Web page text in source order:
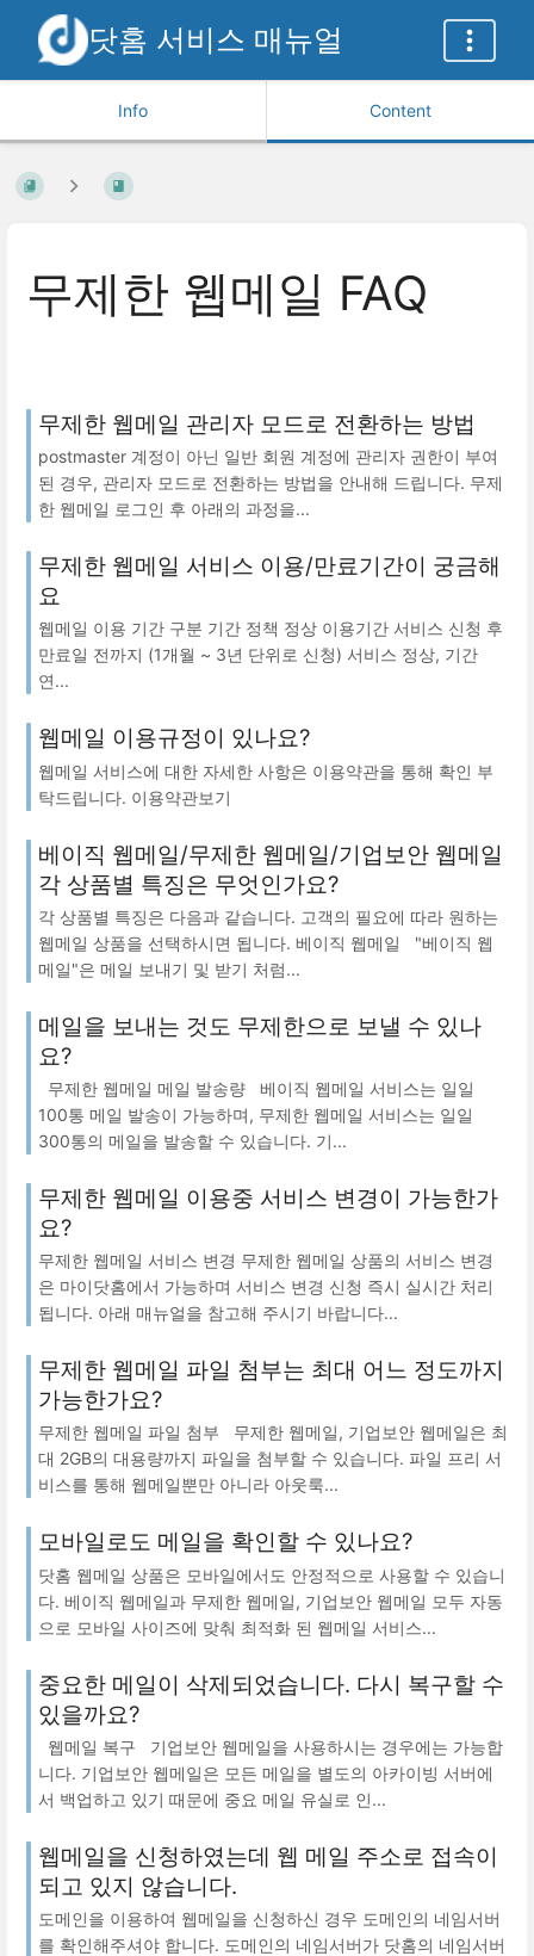
닷홈 서비스 매뉴얼
Info Content
무제한 웹메일 FAQ
무제한 웹메일 관리자 모드로 전환하는 방법
postmaster 계정이 아닌 일반 회원 계정에 관리자 권한이 부여
된 경우, 관리자 모드로 전환하는 방법을 안내해 드립니다. 무제
한 웹메일 로그인 후 아래의 과정을...
무제한 웹메일 서비스 이용/만료기간이 궁금해
요
웹메일 이용 기간 구분 기간 정책 정상 이용기간 서비스 신청 후
만료일 전까지 (1개월 ~ 3년 단위로 신청) 서비스 정상, 기간
연...
웹메일 이용규정이 있나요?
웹메일 서비스에 대한 자세한 사항은 이용약관을 통해 확인 부
탁드립니다. 이용약관보기
베이직 웹메일/무제한 웹메일/기업보안 웹메일
각 상품별 특징은 무엇인가요?
각 상품별 특징은 다음과 같습니다. 고객의 필요에 따라 원하는
웹메일 상품을 선택하시면 됩니다. 베이직 웹메일 "베이직 웹
메일"은 메일 보내기 및 받기 처럼...
메일을 보내는 것도 무제한으로 보낼 수 있나
요?
무제한 웹메일 메일 발송량 베이직 웹메일 서비스는 일일
100통 메일 발송이 가능하며, 무제한 웹메일 서비스는 일일
300통의 메일을 발송할 수 있습니다. 기...
무제한 웹메일 이용중 서비스 변경이 가능한가
요?
무제한 웹메일 서비스 변경 무제한 웹메일 상품의 서비스 변경
은 마이닷홈에서 가능하며 서비스 변경 신청 즉시 실시간 처리
됩니다. 아래 매뉴얼을 참고해 주시기 바랍니다...
무제한 웹메일 파일 첨부는 최대 어느 정도까지
가능한가요?
무제한 웹메일 파일 첨부 무제한 웹메일, 기업보안 웹메일은 최
대 2GB의 대용량까지 파일을 첨부할 수 있습니다. 파일 프리 서
비스를 통해 웹메일뿐만 아니라 아웃룩...
모바일로도 메일을 확인할 수 있나요?
닷홈 웹메일 상품은 모바일에서도 안정적으로 사용할 수 있습니
다. 베이직 웹메일과 무제한 웹메일, 기업보안 웹메일 모두 자동
으로 모바일 사이즈에 맞춰 최적화 된 웹메일 서비스...
중요한 메일이 삭제되었습니다. 다시 복구할 수
있을까요?
웹메일 복구 기업보안 웹메일을 사용하시는 경우에는 가능합
니다. 기업보안 웹메일은 모든 메일을 별도의 아카이빙 서버에
서 백업하고 있기 때문에 중요 메일 유실로 인...
웹메일을 신청하였는데 웹 메일 주소로 접속이
되고 있지 않습니다.
도메인을 이용하여 웹메일을 신청하신 경우 도메인의 네임서버
를 확인해주셔야 합니다. 도메인의 네임서버가 닷홈의 네임서버